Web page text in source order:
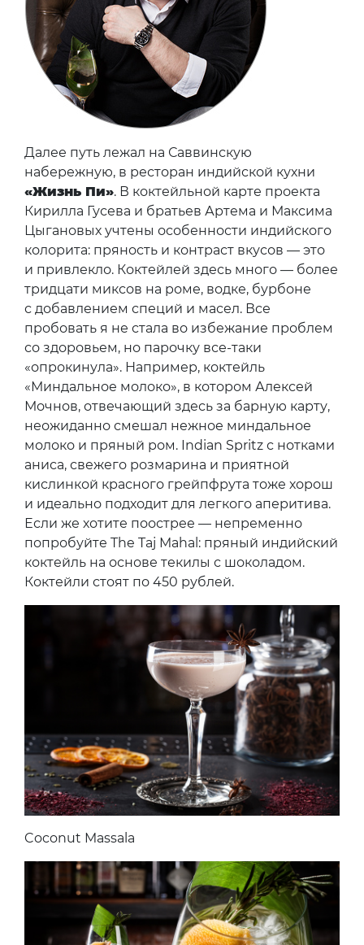
Далее путь лежал на Саввинскую
набережную, в ресторан индийской кухни
«Жизнь Пи». В коктейльной карте проекта
Кирилла Гусева и братьев Артема и Максима
Цыгановых учтены особенности индийского
колорита: пряность и контраст вкусов — это
и привлекло. Коктейлей здесь много — более
тридцати миксов на роме, водке, бурбоне
с добавлением специй и масел. Все
пробовать я не стала во избежание проблем
со здоровьем, но парочку все-таки
«опрокинула». Например, коктейль
«Миндальное молоко», в котором Алексей
Мочнов, отвечающий здесь за барную карту,
неожиданно смешал нежное миндальное
молоко и пряный ром. Indian Spritz с нотками
аниса, свежего розмарина и приятной
кислинкой красного грейпфрута тоже хорош
и идеально подходит для легкого аперитива.
Если же хотите поострее — непременно
попробуйте The Taj Mahal: пряный индийский
коктейль на основе текилы с шоколадом.
Коктейли стоят по 450 рублей.
Coconut Massala